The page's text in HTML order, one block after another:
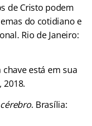
de Cristo podem
do cotidiano e
Rio de Janeiro:
chave está em sua
2018.
. Brasília: